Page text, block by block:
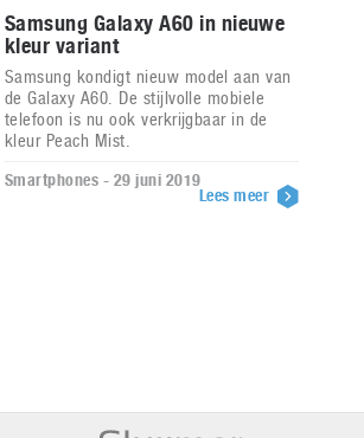
Samsung Galaxy A60 in nieuwe
kleur variant
Samsung kondigt nieuw model aan van
de Galaxy A60. De stijlvolle mobiele
telefoon is nu ook verkrijgbaar in de
kleur Peach Mist.
Smartphones - 29 juni 2019
Lees meer